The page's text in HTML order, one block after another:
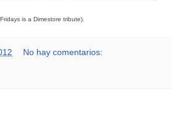
is a Dimestore tribute).
No hay comentarios: